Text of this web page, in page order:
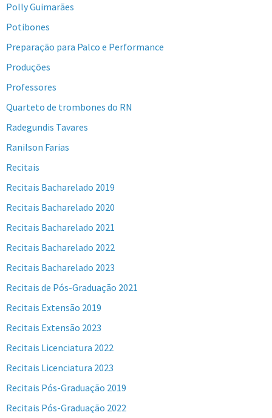
Polly Guimarães
Potibones
Preparação para Palco e Performance
Produções
Professores
Quarteto de trombones do RN
Radegundis Tavares
Ranilson Farias
Recitais
Recitais Bacharelado 2019
Recitais Bacharelado 2020
Recitais Bacharelado 2021
Recitais Bacharelado 2022
Recitais Bacharelado 2023
Recitais de Pós-Graduação 2021
Recitais Extensão 2019
Recitais Extensão 2023
Recitais Licenciatura 2022
Recitais Licenciatura 2023
Recitais Pós-Graduação 2019
Recitais Pós-Graduação 2022